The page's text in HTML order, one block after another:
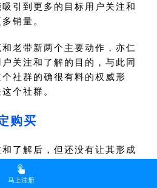
吸引到更多的目标用户关注和
销量。
老带新两个主要动作，亦仁
关注和了解的目的，与此同
社群的确很有料的权威形
个社群。
购买
了解后，但还没有让其形成
了解到购买的重要性，加入
这个时候，就
马上注册